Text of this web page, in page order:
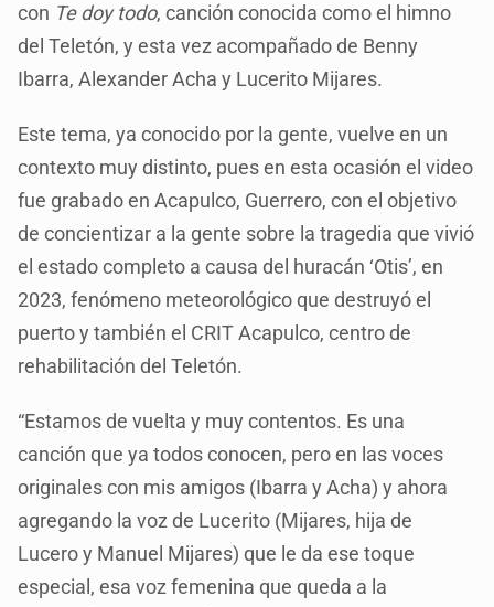
con Te doy todo, canción conocida como el himno
del Teletón, y esta vez acompañado de Benny
Ibarra, Alexander Acha y Lucerito Mijares.
Este tema, ya conocido por la gente, vuelve en un
contexto muy distinto, pues en esta ocasión el video
fue grabado en Acapulco, Guerrero, con el objetivo
de concientizar a la gente sobre la tragedia que vivió
el estado completo a causa del huracán ‘Otis’, en
2023, fenómeno meteorológico que destruyó el
puerto y también el CRIT Acapulco, centro de
rehabilitación del Teletón.
“Estamos de vuelta y muy contentos. Es una
canción que ya todos conocen, pero en las voces
originales con mis amigos (Ibarra y Acha) y ahora
agregando la voz de Lucerito (Mijares, hija de
Lucero y Manuel Mijares) que le da ese toque
especial, esa voz femenina que queda a la